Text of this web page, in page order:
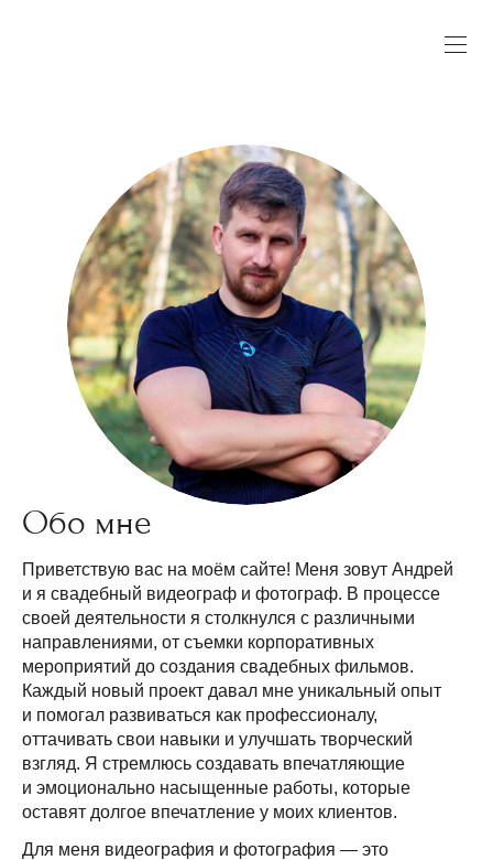
Обо мне
Приветствую вас на моём сайте! Меня зовут Андрей
и я свадебный видеограф и фотограф. В процессе
своей деятельности я столкнулся с различными
направлениями, от съемки корпоративных
мероприятий до создания свадебных фильмов.
Каждый новый проект давал мне уникальный опыт
и помогал развиваться как профессионалу,
оттачивать свои навыки и улучшать творческий
взгляд. Я стремлюсь создавать впечатляющие
и эмоционально насыщенные работы, которые
оставят долгое впечатление у моих клиентов.
Для меня видеография и фотография — это